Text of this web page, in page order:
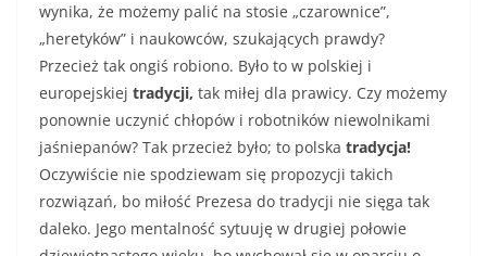
wynika, że możemy palić na stosie „czarownice”,
„heretyków” i naukowców, szukających prawdy?
Przecież tak ongiś robiono. Było to w polskiej i
europejskiej tradycji, tak miłej dla prawicy. Czy możemy
ponownie uczynić chłopów i robotników niewolnikami
jaśniepanów? Tak przecież było; to polska tradycja!
Oczywiście nie spodziewam się propozycji takich
rozwiązań, bo miłość Prezesa do tradycji nie sięga tak
daleko. Jego mentalność sytuuję w drugiej połowie